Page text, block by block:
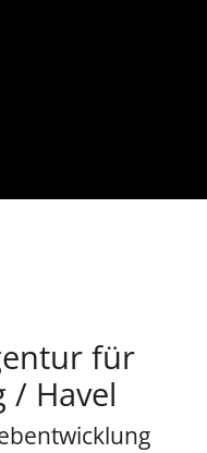
für
/ Havel